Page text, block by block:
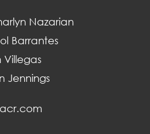
Nazarian
Barrantes
Villegas
Jennings